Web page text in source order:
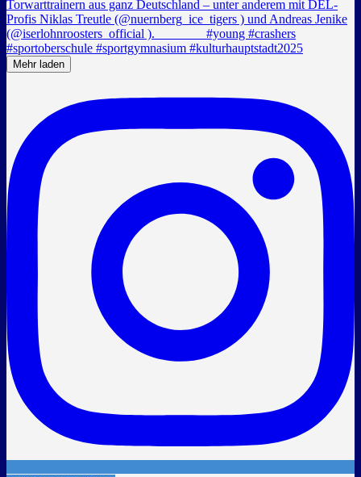
Mehr laden